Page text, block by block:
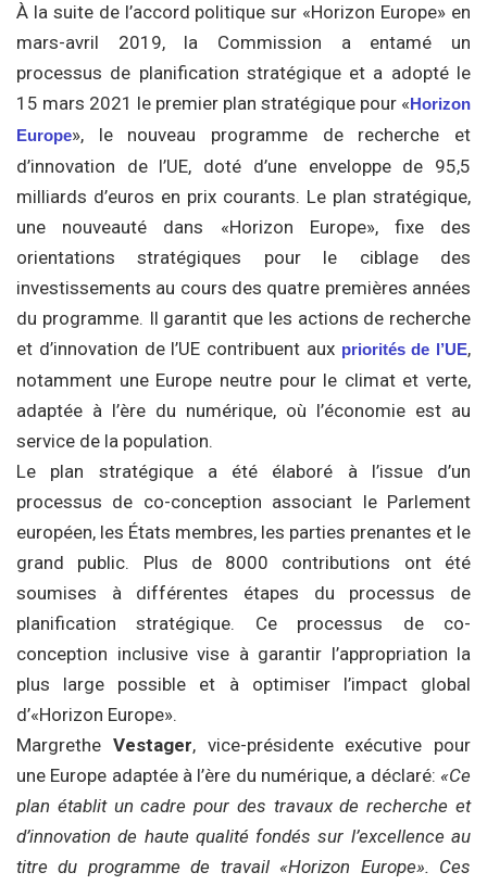
À la suite de l’accord politique sur «Horizon Europe» en
mars-avril 2019, la Commission a entamé un
processus de planification stratégique et a adopté le
15 mars 2021 le premier plan stratégique pour «Horizon
Europe», le nouveau programme de recherche et
d’innovation de l’UE, doté d’une enveloppe de 95,5
milliards d’euros en prix courants. Le plan stratégique,
une nouveauté dans «Horizon Europe», fixe des
orientations stratégiques pour le ciblage des
investissements au cours des quatre premières années
du programme. Il garantit que les actions de recherche
et d’innovation de l’UE contribuent aux priorités de l’UE,
notamment une Europe neutre pour le climat et verte,
adaptée à l’ère du numérique, où l’économie est au
service de la population.
Le plan stratégique a été élaboré à l’issue d’un
processus de co-conception associant le Parlement
européen, les États membres, les parties prenantes et le
grand public. Plus de 8000 contributions ont été
soumises à différentes étapes du processus de
planification stratégique. Ce processus de co-
conception inclusive vise à garantir l’appropriation la
plus large possible et à optimiser l’impact global
d’«Horizon Europe».
Margrethe Vestager, vice-présidente exécutive pour
une Europe adaptée à l’ère du numérique, a déclaré: «Ce
plan établit un cadre pour des travaux de recherche et
d’innovation de haute qualité fondés sur l’excellence au
titre du programme de travail «Horizon Europe». Ces